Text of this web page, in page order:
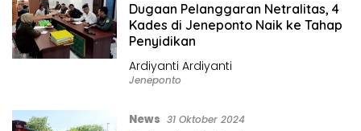
Dugaan Pelanggaran Netralitas, 4
Kades di Jeneponto Naik ke Tahap
Penyidikan
Ardiyanti Ardiyanti
Jeneponto
News 31 Oktober 2024